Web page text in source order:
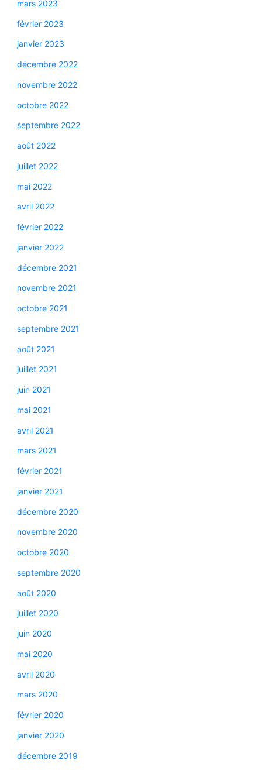
mars 2023
février 2023
janvier 2023
décembre 2022
novembre 2022
octobre 2022
septembre 2022
août 2022
juillet 2022
mai 2022
avril 2022
février 2022
janvier 2022
décembre 2021
novembre 2021
octobre 2021
septembre 2021
août 2021
juillet 2021
juin 2021
mai 2021
avril 2021
mars 2021
février 2021
janvier 2021
décembre 2020
novembre 2020
octobre 2020
septembre 2020
août 2020
juillet 2020
juin 2020
mai 2020
avril 2020
mars 2020
février 2020
janvier 2020
décembre 2019